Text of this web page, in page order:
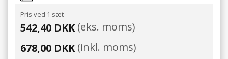
Pris ved 1 sæt
542,40 DKK(eks. moms)
678,00 DKK(inkl. moms)